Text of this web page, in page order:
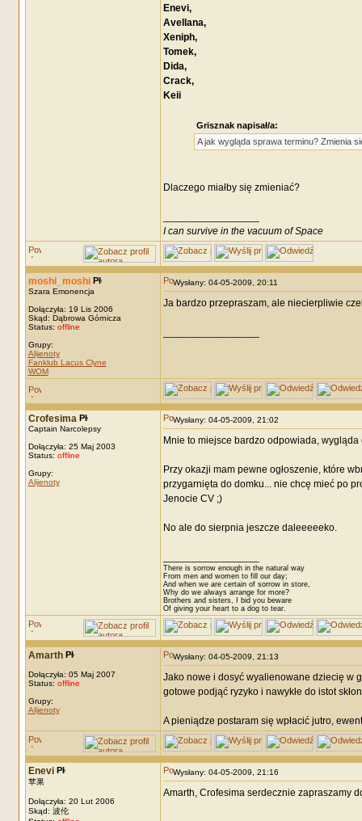
Enevi,
Avellana,
Xeniph,
Tomek,
Dida,
Crack,
Keii
Grisznak napisał/a:
A jak wygląda sprawa terminu? Zmienia
Dlaczego miałby się zmieniać?
I can survive in the vacuum of Space
moshi_moshi
Szara Emonencja
Dołączyła: 19 Lis 2006
Skąd: Dąbrowa Górnicza
Status: offline
Grupy:
Alijenoty
Fanklub Lacus Clyne
WOM
Wysłany: 04-05-2009, 20:11
Ja bardzo przepraszam, ale niecierpliwie
Crofesima
Captain Narcolepsy
Dołączyła: 25 Maj 2003
Status: offline
Grupy:
Alijenoty
Wysłany: 04-05-2009, 21:02
Mnie to miejsce bardzo odpowiada, wygląda
Przy okazji mam pewne ogłoszenie, które
przygarnięta do domku... nie chcę mieć po
Jenocie CV ;)
No ale do sierpnia jeszcze daleeeeeko.
There is sorrow enough in the natural way
From men and women to fill our day;
And when we are certain of sorrow in store,
Why do we always arrange for more?
Brothers and sisters, I bid you beware
Of giving your heart to a dog to tear.
Amarth
Dołączyła: 05 Maj 2007
Status: offline
Grupy:
Alijenoty
Wysłany: 04-05-2009, 21:13
Jako nowe i dosyć wyalienowane dziecię w
gotowe podjąć ryzyko i nawykłe do istot
A pieniądze postaram się wpłacić jutro,
Enevi
苹果
Dołączyła: 20 Lut 2006
Skąd: 波伦
Wysłany: 04-05-2009, 21:16
Amarth, Crofesima serdecznie zapraszamy